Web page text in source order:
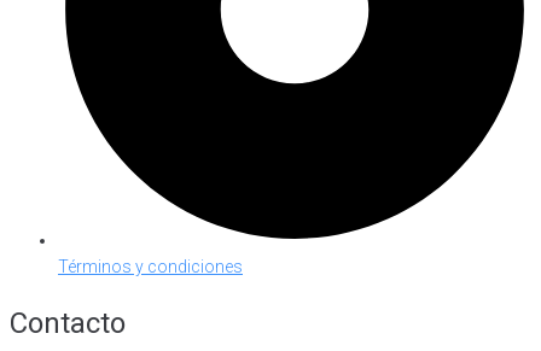
Términos y condiciones
Contacto